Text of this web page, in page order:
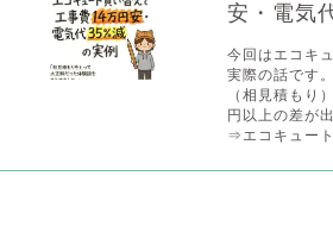
安・電気
今回はエコキ
実際の話です
（相見積もり
円以上の差が
⇒エコキュー